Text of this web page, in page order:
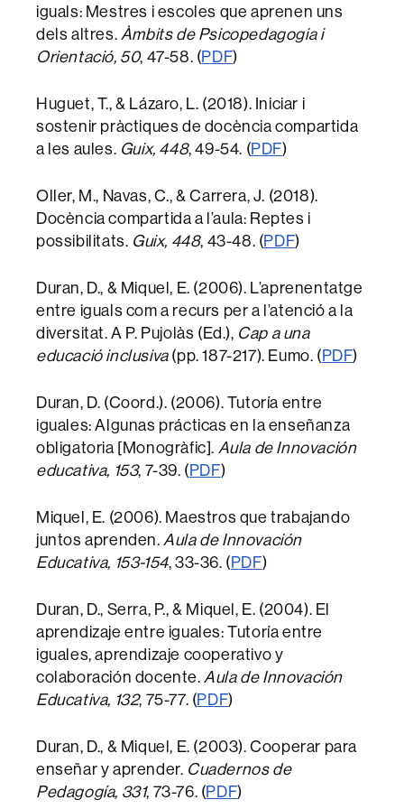
iguals: Mestres i escoles que aprenen uns
dels altres.Àmbits de Psicopedagogia i
Orientació, 50, 47-58. (PDF)
Huguet, T., & Lázaro, L. (2018). Iniciar i
sostenir pràctiques de docència compartida
a les aules. Guix, 448, 49-54. (PDF)
Oller, M., Navas, C., & Carrera, J. (2018).
Docència compartida a l’aula: Reptes i
possibilitats. Guix, 448, 43-48. (PDF)
Duran, D., & Miquel, E. (2006). L’aprenentatge
entre iguals com a recurs per a l’atenció a la
diversitat. A P. Pujolàs (Ed.), Cap a una
educació inclusiva(pp. 187-217). Eumo. (PDF)
Duran, D. (Coord.). (2006). Tutoría entre
iguales: Algunas prácticas en la enseñanza
obligatoria [Monogràfic]. Aula de Innovación
educativa, 153, 7-39. (PDF)
Miquel, E. (2006). Maestros que trabajando
juntos aprenden.Aula de Innovación
Educativa, 153-154, 33-36. (PDF)
Duran, D., Serra, P., & Miquel, E. (2004). El
aprendizaje entre iguales: Tutoría entre
iguales, aprendizaje cooperativo y
colaboración docente.Aula de Innovación
Educativa, 132, 75-77. (PDF)
Duran, D., & Miquel, E. (2003). Cooperar para
enseñar y aprender. Cuadernos de
Pedagogía, 331, 73-76. (PDF)